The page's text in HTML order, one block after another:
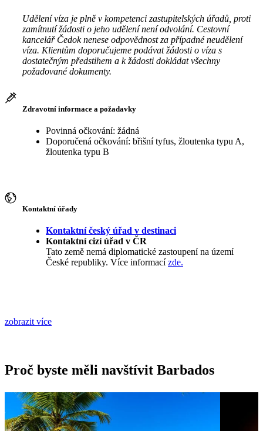
Udělení víza je plně v kompetenci zastupitelských úřadů, proti
zamítnutí žádosti o jeho udělení není odvolání. Cestovní
kancelář Čedok nenese odpovědnost za případné neudělení
víza. Klientům doporučujeme podávat žádosti o víza s
dostatečným předstihem a k žádosti dokládat všechny
požadované dokumenty.
Zdravotní informace a požadavky
Povinná očkování: žádná
Doporučená očkování: břišní tyfus, žloutenka typu A,
žloutenka typu B
Kontaktní úřady
Kontaktní český úřad v destinaci
Kontaktní cizí úřad v ČR
Tato země nemá diplomatické zastoupení na území
České republiky. Více informacízde.
zobrazit více
Proč byste měli navštívit Barbados